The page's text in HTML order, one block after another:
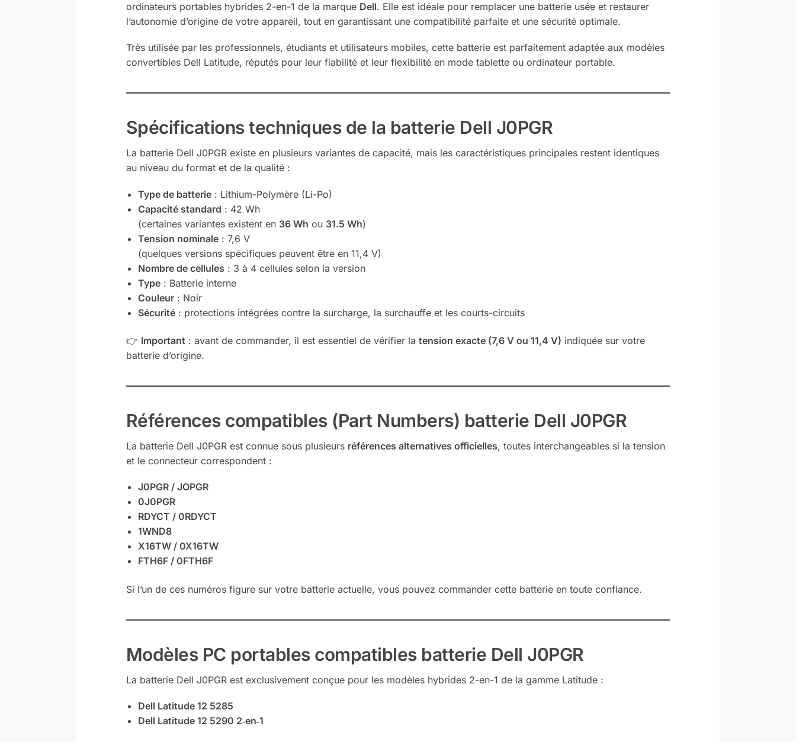
ordinateurs portables hybrides 2-en-1 de la marque Dell. Elle est idéale pour remplacer une batterie usée et restaurer
l’autonomie d’origine de votre appareil, tout en garantissant une compatibilité parfaite et une sécurité optimale.
Très utilisée par les professionnels, étudiants et utilisateurs mobiles, cette batterie est parfaitement adaptée aux modèles
convertibles Dell Latitude, réputés pour leur fiabilité et leur flexibilité en mode tablette ou ordinateur portable.
Spécifications techniques de la batterie Dell J0PGR
La batterie Dell J0PGR existe en plusieurs variantes de capacité, mais les caractéristiques principales restent identiques
au niveau du format et de la qualité :
Type de batterie: Lithium-Polymère (Li-Po)
Capacité standard : 42 Wh
(certaines variantes existent en 36 Wh ou 31.5 Wh)
Tension nominale: 7,6 V
(quelques versions spécifiques peuvent être en 11,4 V)
Nombre de cellules : 3 à 4 cellules selon la version
Type: Batterie interne
Couleur: Noir
Sécurité: protections intégrées contre la surcharge, la surchauffe et les courts-circuits
👉 Important: avant de commander, il est essentiel de vérifier la tension exacte (7,6 V ou 11,4 V) indiquée sur votre
batterie d’origine.
Références compatibles (Part Numbers) batterie Dell J0PGR
La batterie Dell J0PGR est connue sous plusieurs références alternatives officielles, toutes interchangeables si la tension
et le connecteur correspondent :
J0PGR / JOPGR
0J0PGR
RDYCT / 0RDYCT
1WND8
X16TW / 0X16TW
FTH6F / 0FTH6F
Si l’un de ces numéros figure sur votre batterie actuelle, vous pouvez commander cette batterie en toute confiance.
Modèles PC portables compatibles batterie Dell J0PGR
La batterie Dell J0PGR est exclusivement conçue pour les modèles hybrides 2-en-1 de la gamme Latitude :
Dell Latitude 12 5285
Dell Latitude 12 5290 2‑en‑1